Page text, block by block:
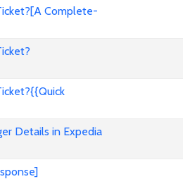
Complete-
Details in Expedia